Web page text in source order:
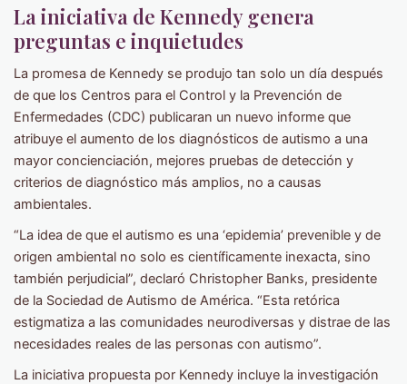
La iniciativa de Kennedy genera
preguntas e inquietudes
La promesa de Kennedy se produjo tan solo un día después
de que los Centros para el Control y la Prevención de
Enfermedades (CDC) publicaran un nuevo informe que
atribuye el aumento de los diagnósticos de autismo a una
mayor concienciación, mejores pruebas de detección y
criterios de diagnóstico más amplios, no a causas
ambientales.
“La idea de que el autismo es una ‘epidemia’ prevenible y de
origen ambiental no solo es científicamente inexacta, sino
también perjudicial”, declaró Christopher Banks, presidente
de la Sociedad de Autismo de América. “Esta retórica
estigmatiza a las comunidades neurodiversas y distrae de las
necesidades reales de las personas con autismo”.
La iniciativa propuesta por Kennedy incluye la investigación